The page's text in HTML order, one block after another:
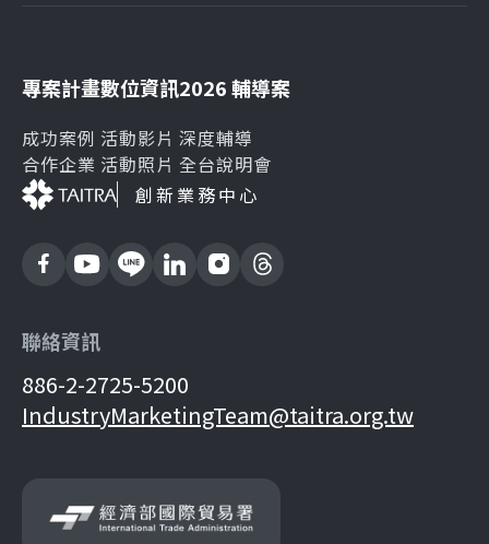
專案計畫
成功案例
合作企業
數位資訊
活動影片
活動照片
2026 輔導案
深度輔導
全台說明會
創新業務中心
聯絡資訊
886-2-2725-5200
IndustryMarketingTeam@taitra.org.tw